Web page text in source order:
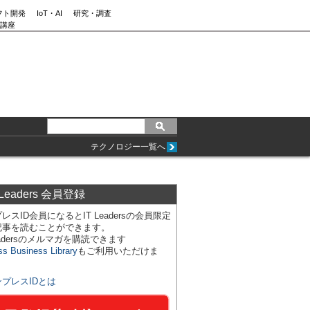
ト開発 IoT・AI
研究・調査
座
テクノロジー一覧へ
会員登録
スID会員になるとIT Leadersの会員限定
を読むことができます。
のメルマガを購読できます
Business Libraryもご利用いただけま
プレスIDとは